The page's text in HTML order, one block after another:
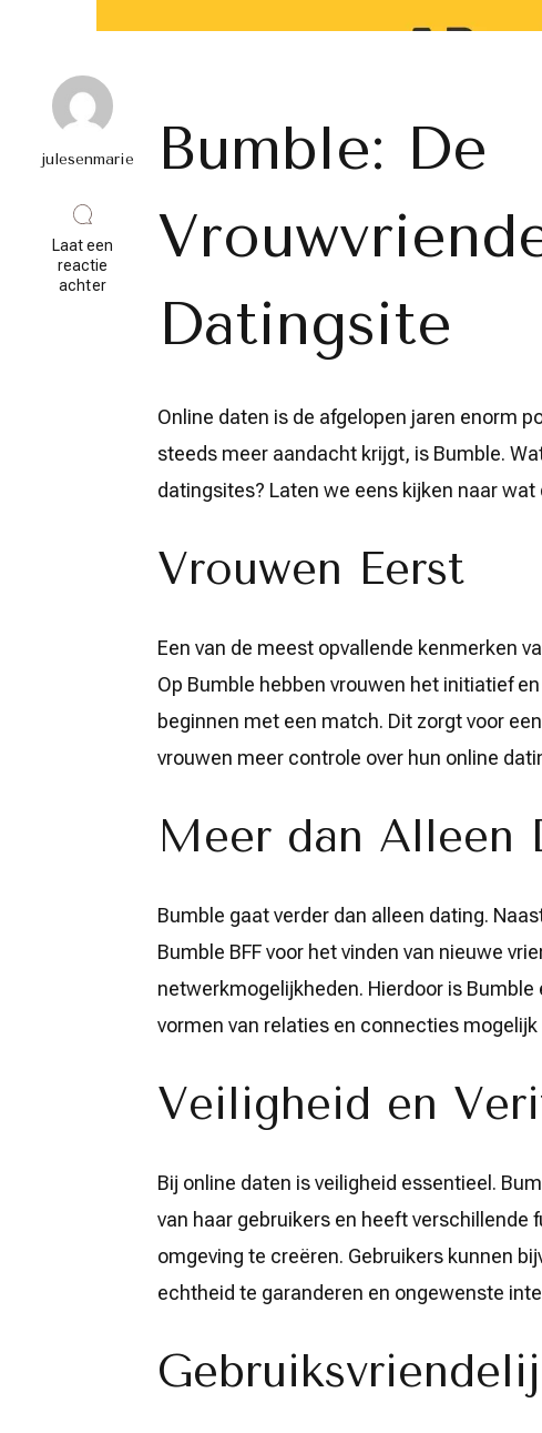
julesenmarie
Laat een
reactie
achterop
Vrouwvriendelijke
Datingsite
Bumble: De
Datingsite
Online daten is de afgelopen jaren enorm
steeds meer aandacht krijgt, is Bumble.
datingsites? Laten we eens kijken naar
Vrouwen Eerst
Een van de meest opvallende kenmerken
Op Bumble hebben vrouwen het initiatief
beginnen met een match. Dit zorgt voor
vrouwen meer controle over hun online
Meer dan Alleen
Bumble gaat verder dan alleen dating.
Bumble BFF voor het vinden van nieuwe
netwerkmogelijkheden. Hierdoor is
vormen van relaties en connecties mogelijk
Veiligheid en
Bij online daten is veiligheid essentieel.
van haar gebruikers en heeft verschillende
omgeving te creëren. Gebruikers kunnen
echtheid te garanderen en ongewenste